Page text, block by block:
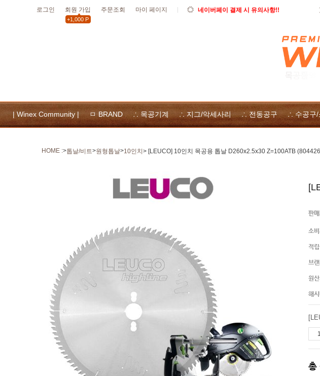
로그인 회원 가입
+1,000 P
주문조회 마이 페이지
네이버페이 결제 시 유의사항!!
위넥스툴 자사몰 쿠폰 다운로드
| Winex Community | ㅁ BRAND ∴ 목공기계 ∴ 지그/악세사리 ∴ 전동공구 ∴ 수공구/
HOME :>톱날/비트>원형톱날>10인치 > [LEUCO] 10인치 목공용 톱날 D260x2.5x30 Z=100ATB
판
소
적
브
원
해
총